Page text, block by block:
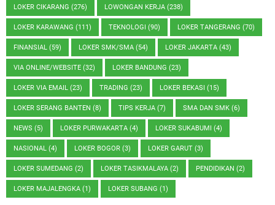
LOKER CIKARANG (276) LOWONGAN KERJA (238)
LOKER KARAWANG (111) TEKNOLOGI (90) LOKER TANGERANG (70)
FINANSIAL (59) LOKER SMK/SMA (54) LOKER JAKARTA (43)
VIA ONLINE/WEBSITE (32) LOKER BANDUNG (23)
LOKER VIA EMAIL (23) TRADING (23) LOKER BEKASI (15)
LOKER SERANG BANTEN (8) TIPS KERJA (7) SMA DAN SMK (6)
NEWS (5) LOKER PURWAKARTA (4) LOKER SUKABUMI (4)
NASIONAL (4) LOKER BOGOR (3) LOKER GARUT (3)
LOKER SUMEDANG (2) LOKER TASIKMALAYA (2) PENDIDIKAN (2)
LOKER MAJALENGKA (1) LOKER SUBANG (1)